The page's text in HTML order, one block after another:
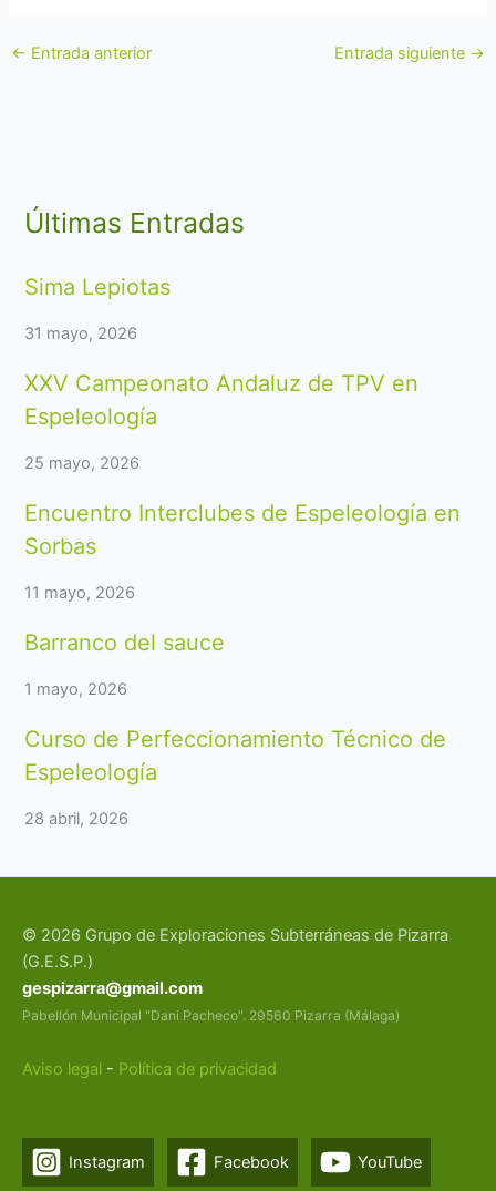
← Entrada anterior Entrada siguiente →
Últimas Entradas
Sima Lepiotas
31 mayo, 2026
XXV Campeonato Andaluz de TPV en
Espeleología
25 mayo, 2026
Encuentro Interclubes de Espeleología en
Sorbas
11 mayo, 2026
Barranco del sauce
1 mayo, 2026
Curso de Perfeccionamiento Técnico de
Espeleología
28 abril, 2026
© 2026 Grupo de Exploraciones Subterráneas de Pizarra
(G.E.S.P.)
gespizarra@gmail.com
Pabellón Municipal "Dani Pacheco". 29560 Pizarra (Málaga)
Aviso legal - Política de privacidad
Instagram Facebook YouTube